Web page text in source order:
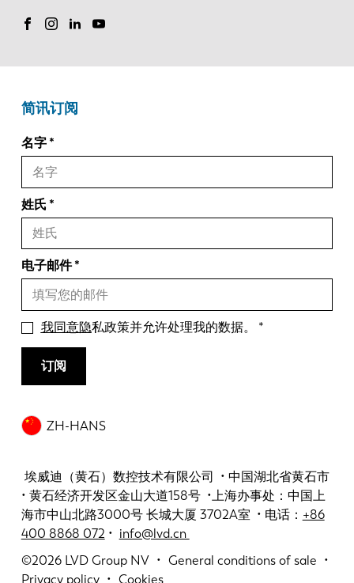
ZH-HANS
埃威迪（黄石）数控技术有限公司 • 中国湖北省黄石市
• 黄石经济开发区金山大道158号 •上海办事处：中国上
海市中山北路3000号 长城大厦 3702A室 • 电话： +86
400 8868 072 • info@lvd.cn
©2026 LVD Group NV
General conditions of sale
Privacy policy
Cookies
简讯订阅
名字
姓氏
电子邮件
我同意隐私政策并允许处理我的数据。
订阅